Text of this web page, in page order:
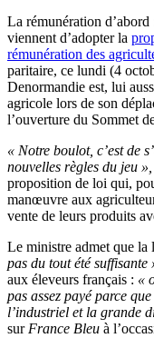
La rémunération d’abord
viennent d’adopter la
rémunération des
paritaire, ce lundi (4
Denormandie est, lui
agricole lors de son
l’ouverture du Sommet
« Notre boulot, c’est de
nouvelles règles du jeu »,
proposition de loi qui,
manœuvre aux
vente de leurs produits
Le ministre admet que
pas du tout été suffisante
aux éleveurs français : «
pas assez payé parce
l’industriel et la grande
sur France Bleu à